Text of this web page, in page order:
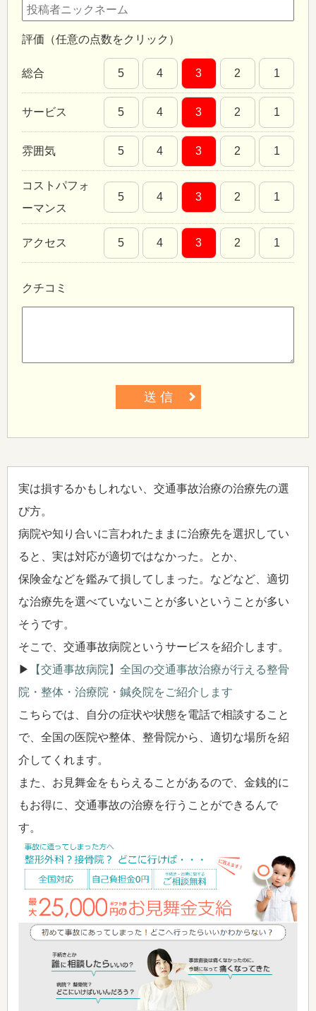
評価（任意の点数をクリック）
総合 5 4 3 2 1
サービス 5 4 3 2 1
雰囲気 5 4 3 2 1
コストパフォ
ーマンス
5 4 3 2 1
アクセス 5 4 3 2 1
クチコミ
送 信
実は損するかもしれない、交通事故治療の治療先の選
び方。
病院や知り合いに言われたままに治療先を選択してい
ると、実は対応が適切ではなかった。とか、
保険金などを鑑みて損してしまった。などなど、適切
な治療先を選べていないことが多いということが多い
そうです。
そこで、交通事故病院というサービスを紹介します。
▶
【交通事故病院】全国の交通事故治療が行える整骨
院・整体・治療院・鍼灸院をご紹介します
こちらでは、自分の症状や状態を電話で相談すること
で、全国の医院や整体、整骨院から、適切な場所を紹
介してくれます。
また、お見舞金をもらえることがあるので、金銭的に
もお得に、交通事故の治療を行うことができるんで
す。